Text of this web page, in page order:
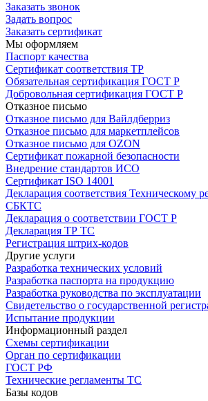
Заказать звонок
Задать вопрос
Заказать сертификат
Мы оформляем
Паспорт качества
Сертификат соответствия ТР
Обязательная сертификация ГОСТ Р
Добровольная сертификация ГОСТ Р
Отказное письмо
Отказное письмо для Вайлдберриз
Отказное письмо для маркетплейсов
Отказное письмо для OZON
Сертификат пожарной безопасности
Внедрение стандартов ИСО
Сертификат ISO 14001
Декларация соответствия Техническому
СБКТС
Декларация о соответствии ГОСТ Р
Декларация ТР ТС
Регистрация штрих-кодов
Другие услуги
Разработка технических условий
Разработка паспорта на продукцию
Разработка руководства по эксплуатации
Свидетельство о государственной
Испытание продукции
Информационный раздел
Схемы сертификации
Орган по сертификации
ГОСТ РФ
Технические регламенты ТС
Базы кодов